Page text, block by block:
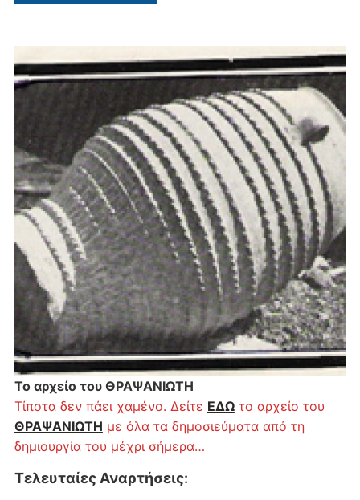
Το αρχείο του ΘΡΑΨΑΝΙΩΤΗ
Τίποτα δεν πάει χαμένο. Δείτε ΕΔΩτο αρχείο του
ΘΡΑΨΑΝΙΩΤΗ με όλα τα δημοσιεύματα από τη
δημιουργία του μέχρι σήμερα…
Τελευταίες Αναρτήσεις: